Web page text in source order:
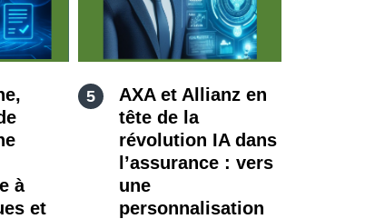
à
et
AXA et Allianz en
tête de la
révolution IA dans
l’assurance : vers
une
personnalisation